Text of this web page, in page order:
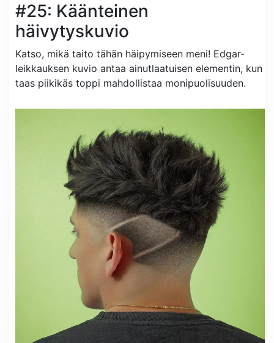
#25: Käänteinen
häivytyskuvio
Katso, mikä taito tähän häipymiseen meni! Edgar-
leikkauksen kuvio antaa ainutlaatuisen elementin, kun
taas piikikäs toppi mahdollistaa monipuolisuuden.